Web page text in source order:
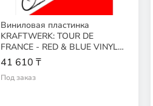
Виниловая пластинка
KRAFTWERK: TOUR DE
FRANCE - RED & BLUE VINYL
EAN:0190295272104
41 610 ₸
Под заказ